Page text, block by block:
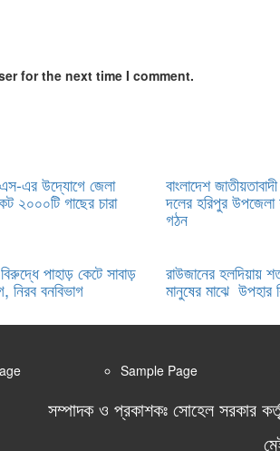
for the next time I comment.
এর উদ্যোগে জেলা
২০০০টি গাছের চারা
বাংলাদেশ
দলের হরিপুর উপজেলা
গঠন
পাহাড় কেটে সাবাড়
নিরব বনবিভাগ
রাউজানের হলদিয়ায়
মানুষের মাঝে উপহার
Sample Page
সম্পাদক ও প্রকাশকঃ সোহেল সরকার